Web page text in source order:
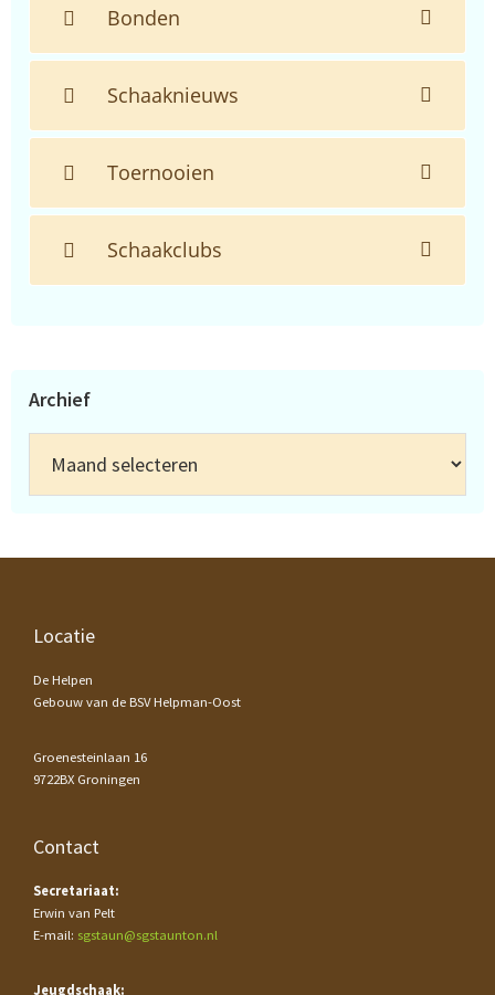
Bonden
Schaaknieuws
Toernooien
Schaakclubs
Archief
Footer
Locatie
De Helpen
Gebouw van de BSV Helpman-Oost
Groenesteinlaan 16
9722BX Groningen
Contact
Secretariaat:
Erwin van Pelt
E-mail: sgstaun@sgstaunton.nl
Jeugdschaak: